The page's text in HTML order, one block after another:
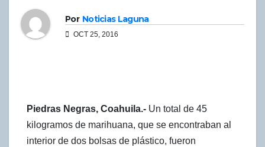
Por Noticias Laguna
OCT 25, 2016
Piedras Negras, Coahuila.- Un total de 45
kilogramos de marihuana, que se encontraban al
interior de dos bolsas de plástico, fueron